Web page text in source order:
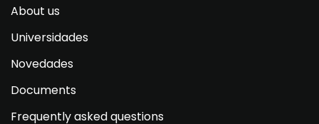
About us
Universidades
Novedades
Documents
Frequently asked questions